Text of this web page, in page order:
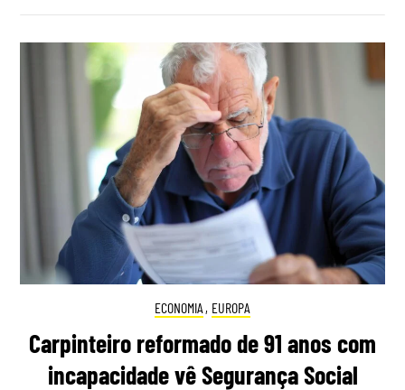
ECONOMIA , EUROPA
Carpinteiro reformado de 91 anos com
incapacidade vê Segurança Social